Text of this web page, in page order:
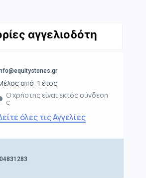
αγγελιοδότη
από: 1 έτος
Ο χρήστης είναι εκτός σύνδεση
ς
όλες τις Αγγελίες